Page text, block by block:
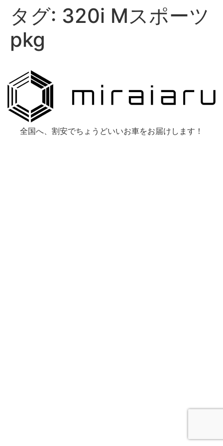
タグ: 320i Mスポーツ
pkg
全国へ、割安でちょうどいいお車をお届けします！